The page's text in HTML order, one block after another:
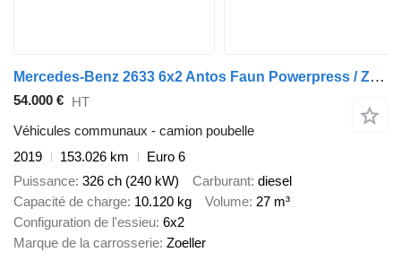
Mercedes-Benz 2633 6x2 Antos Faun Powerpress / Zöller
54.000 € HT
Véhicules communaux - camion poubelle
2019
153.026 km
Euro 6
Puissance 326 ch (240 kW) Carburant diesel
Capacité de charge 10.120 kg Volume 27 m³
Configuration de l'essieu 6x2
Marque de la carrosserie Zoeller